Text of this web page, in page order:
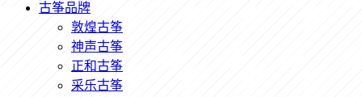
古筝品牌
敦煌古筝
神声古筝
正和古筝
采乐古筝